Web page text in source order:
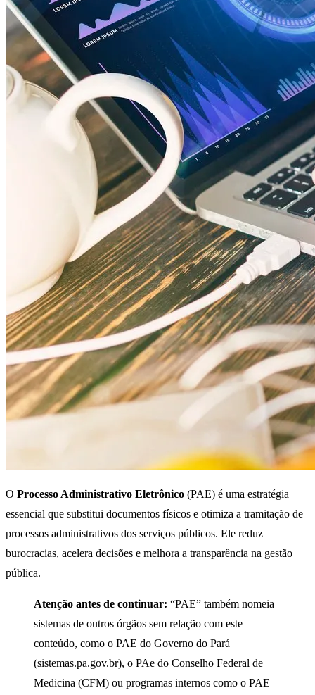
O Processo Administrativo Eletrônico (PAE) é uma estratégia
essencial que substitui documentos físicos e otimiza a tramitação de
processos administrativos dos serviços públicos. Ele reduz
burocracias, acelera decisões e melhora a transparência na gestão
pública.
Atenção antes de continuar: “PAE” também nomeia
sistemas de outros órgãos sem relação com este
conteúdo, como o PAE do Governo do Pará
(sistemas.pa.gov.br), o PAe do Conselho Federal de
Medicina (CFM) ou programas internos como o PAE